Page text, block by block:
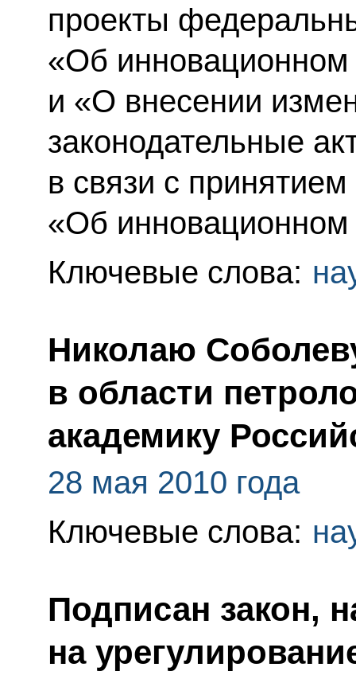
проекты
«Об инновационном
и «О внесении
законодательные
в связи с
«Об инновационном
Ключевые слова:
Николаю
в области
академику
28 мая 2010 года
Ключевые слова:
Подписан закон,
на